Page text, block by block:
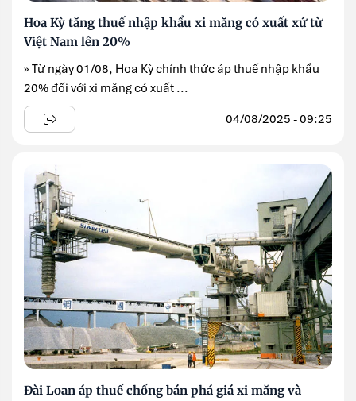
Hoa Kỳ tăng thuế nhập khẩu xi măng có xuất xứ từ
Việt Nam lên 20%
» Từ ngày 01/08, Hoa Kỳ chính thức áp thuế nhập khẩu
20% đối với xi măng có xuất ...
04/08/2025 - 09:25
Đài Loan áp thuế chống bán phá giá xi măng và